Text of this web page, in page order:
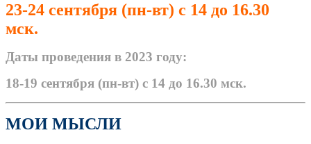
23-24 сентября (пн-вт) с 14 до 16.30
мск.
Даты проведения в 2023 году:
18-19 сентября (пн-вт) с 14 до 16.30 мск.
МОИ МЫСЛИ